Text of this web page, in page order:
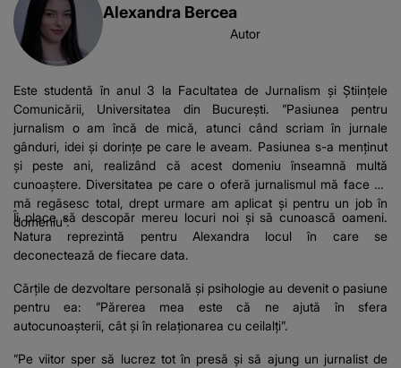
Alexandra Bercea
Autor
Este studentă în anul 3 la Facultatea de Jurnalism și Științele
Comunicării, Universitatea din București. ”Pasiunea pentru
jurnalism o am încă de mică, atunci când scriam în jurnale
gânduri, idei și dorințe pe care le aveam. Pasiunea s-a menținut
și peste ani, realizând că acest domeniu înseamnă multă
cunoaștere. Diversitatea pe care o oferă jurnalismul mă face să
mă regăsesc total, drept urmare am aplicat și pentru un job în
domeniu”.
Îi place să descopăr mereu locuri noi și să cunoască oameni.
Natura reprezintă pentru Alexandra locul în care se
deconectează de fiecare data.
Cărțile de dezvoltare personală și psihologie au devenit o pasiune
pentru ea: ”Părerea mea este că ne ajută în sfera
autocunoașterii, cât și în relaționarea cu ceilalți”.
”Pe viitor sper să lucrez tot în presă și să ajung un jurnalist de